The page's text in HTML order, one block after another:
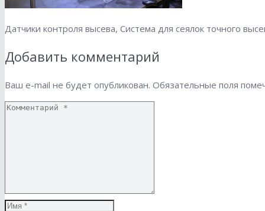
Датчики контроля высева, Система для сеялок точного
Добавить комментарий
Ваш e-mail не будет опубликован. Обязательные поля